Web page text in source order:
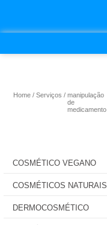
Home Serviços
manipulação
de
medicamento
COSMÉTICO VEGANO
COSMÉTICOS NATURAIS
DERMOCOSMÉTICO